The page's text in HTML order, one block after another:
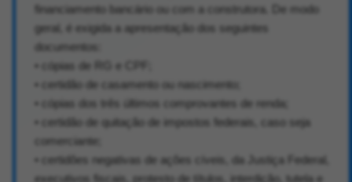
financiamento bancário ou com a construtora. De modo
geral, é exigida a apresentação dos seguintes
documentos:
• cópias de RG e CPF;
• certidão de casamento ou nascimento;
• cópias dos três últimos comprovantes de renda;
• certidão de quitação de impostos federais, caso seja
comerciante;
• certidões negativas de ações cíveis, da Justiça Federal,
executivos fiscais, protesto de títulos, interdição, tutela e